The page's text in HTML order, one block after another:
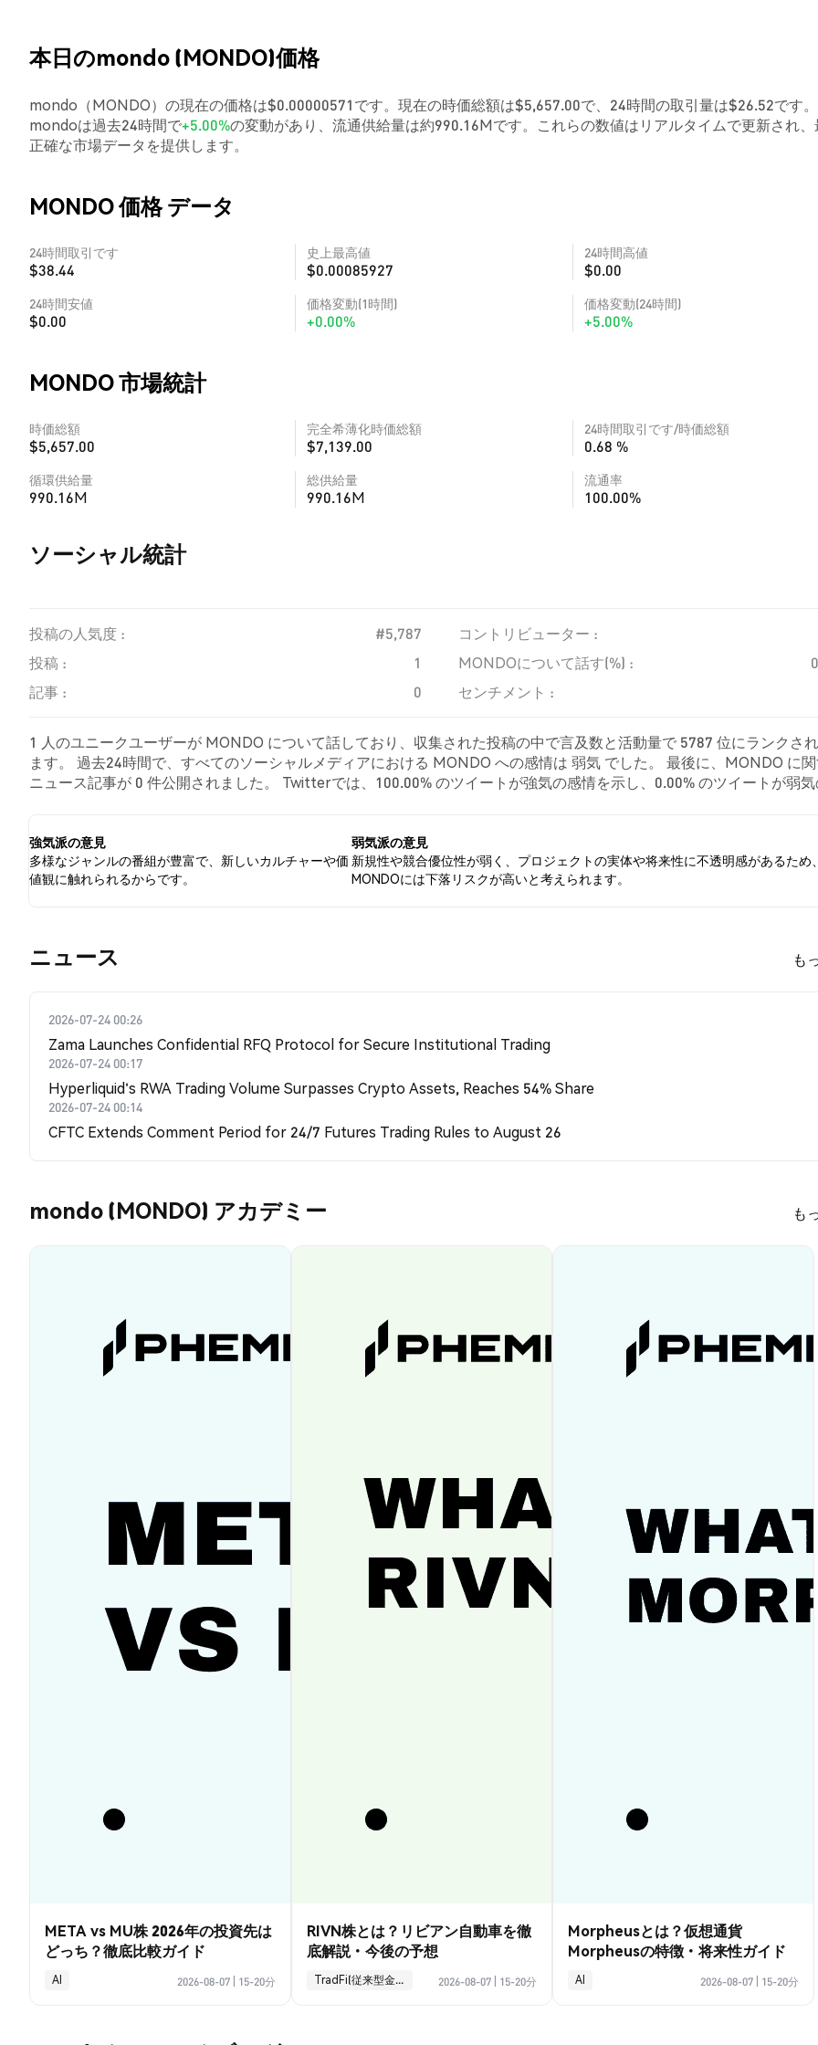
本日のmondo (MONDO)価格
mondo（MONDO）の現在の価格は$0.00000571です。現在の時価総額は$5,657.00で、24時間の取引量は$26.52です。
mondoは過去24時間で+5.00%の変動があり、流通供給量は約990.16Mです。これらの数値はリアルタイムで更新され、
正確な市場データを提供します。
MONDO 価格 データ
24時間取引です
$38.44
史上最高値
$0.00085927
24時間高値
$0.00
24時間安値
$0.00
価格変動(1時間)
+0.00%
価格変動(24時間)
+5.00%
MONDO 市場統計
時価総額
$5,657.00
完全希薄化時価総額
$7,139.00
24時間取引です/時価総額
0.68 %
循環供給量
990.16M
総供給量
990.16M
流通率
100.00%
ソーシャル統計
投稿の人気度 : #5,787 コントリビューター :
投稿 :
1 MONDOについて話す(%) :
記事 :
0 センチメント :
1 人のユニークユーザーが MONDO について話しており、収集された投稿の中で言及数と活動量で 5787 位にランクさ
ます。 過去24時間で、すべてのソーシャルメディアにおける MONDO への感情は 弱気 でした。 最後に、MONDO に
ニュース記事が 0 件公開されました。 Twitterでは、100.00% のツイートが強気の感情を示し、0.00% のツイートが弱
強気派の意見
多様なジャンルの番組が豊富で、新しいカルチャーや価
値観に触れられるからです。
弱気派の意見
新規性や競合優位性が弱く、プロジェクトの実体や将来性に不透明感があるため、
MONDOには下落リスクが高いと考えられます。
​​ニュース​​ も
2026-07-24 00:26
Zama Launches Confidential RFQ Protocol for Secure Institutional Trading
2026-07-24 00:17
Hyperliquid's RWA Trading Volume Surpasses Crypto Assets, Reaches 54% Share
2026-07-24 00:14
CFTC Extends Comment Period for 24/7 Futures Trading Rules to August 26
mondo (MONDO) アカデミー も
META vs MU株 2026年の投資先は
どっち？徹底比較ガイド
AI 2026-08-07 15-20分
RIVN株とは？リビアン自動車を徹
底解説・今後の予想
TradFi(従来型金融) 2026-08-07 15-20分
Morpheusとは？仮想通貨
Morpheusの特徴・将来性ガイド
AI 2026-08-07 15-20分